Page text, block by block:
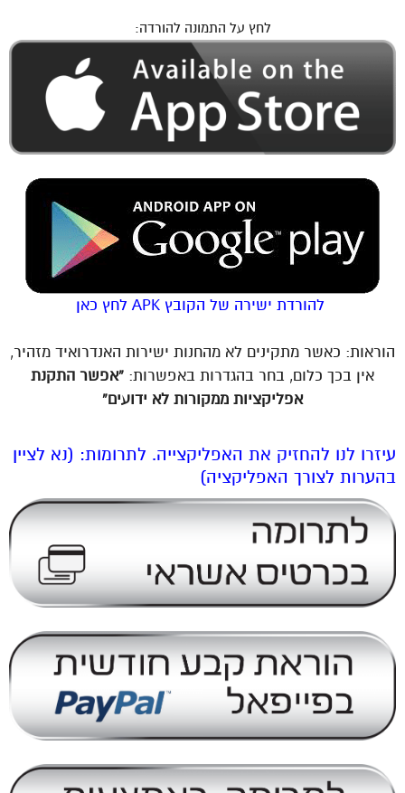
לחץ על התמונה להורדה:
להורדת ישירה של הקובץ APK לחץ כאן
הוראות: כאשר מתקינים לא מהחנות ישירות האנדרואיד מזהיר,
אין בכך כלום, בחר בהגדרות באפשרות: “אפשר התקנת
אפליקציות ממקורות לא ידועים”
עיזרו לנו להחזיק את האפליקצייה. לתרומות: (נא לציין
בהערות לצורך האפליקציה)